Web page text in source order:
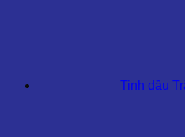
Tinh dầu